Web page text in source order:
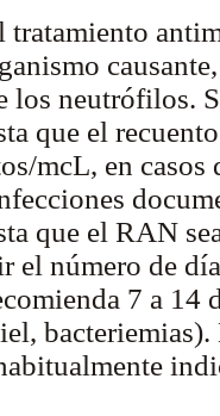
tratamiento
los neutrófilos.
que el
mcL, en
que el RAN
el número de
7 a 14